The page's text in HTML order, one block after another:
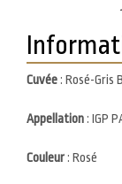
Body
Cuvée: Rosé-Gris
Appellation: IGP
Couleur: Rosé